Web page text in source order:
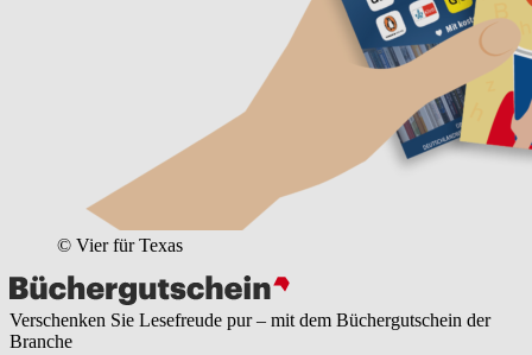
© Vier für Texas
Verschenken Sie Lesefreude pur – mit dem Büchergutschein der
Branche